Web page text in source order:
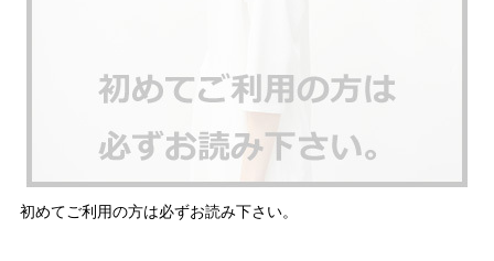
初めてご利用の方は必ずお読み下さい。